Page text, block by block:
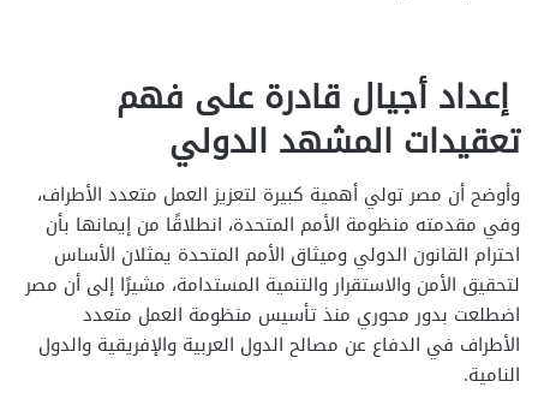
إعداد أجيال قادرة على فهم
تعقيدات المشهد الدولي
وأوضح أن مصر تولي أهمية كبيرة لتعزيز العمل متعدد الأطراف،
وفي مقدمته منظومة الأمم المتحدة، انطلاقًا من إيمانها بأن
احترام القانون الدولي وميثاق الأمم المتحدة يمثلان الأساس
لتحقيق الأمن والاستقرار والتنمية المستدامة، مشيرًا إلى أن مصر
اضطلعت بدور محوري منذ تأسيس منظومة العمل متعدد
الأطراف في الدفاع عن مصالح الدول العربية والإفريقية والدول
النامية.